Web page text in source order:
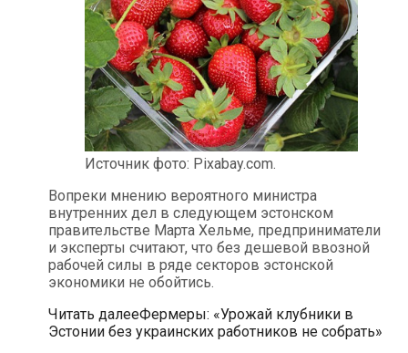
Источник фото: Pixabay.com.
Вопреки мнению вероятного министра
внутренних дел в следующем эстонском
правительстве Марта Хельме, предприниматели
и эксперты считают, что без дешевой ввозной
рабочей силы в ряде секторов эстонской
экономики не обойтись.
Читать далееФермеры: «Урожай клубники в
Эстонии без украинских работников не собрать»